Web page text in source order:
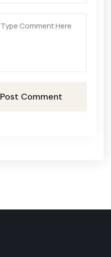
Post Comment